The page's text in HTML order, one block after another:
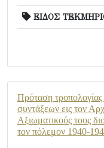
ΕΙΔΟΣ
Πρόταση
συντάξεων εις τον
Αξιωματικούς τους
τον πόλεμον 1940-